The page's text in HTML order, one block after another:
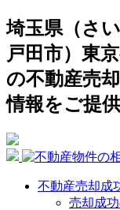
埼玉県（さ
戸田市）東
の不動産売
情報をご提供
不動産売却成
売却成